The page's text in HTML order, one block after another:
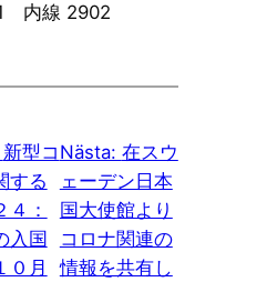
内線 2902
新型コ
する
：
入国
０月
Nästa: 在スウ
ェーデン日本
国大使館より
コロナ関連の
情報を共有し